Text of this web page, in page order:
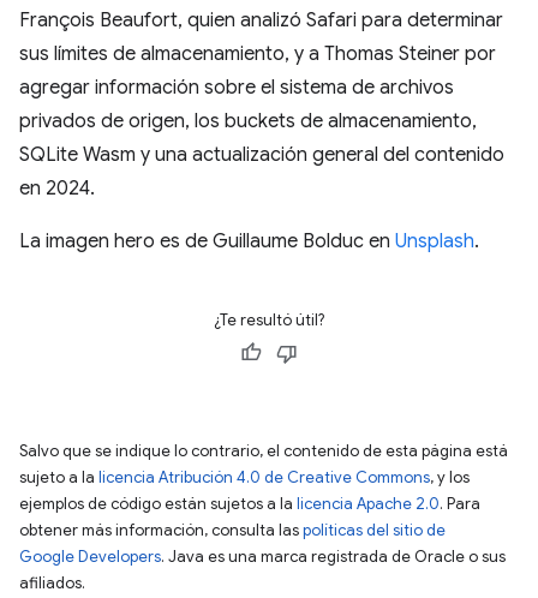
François Beaufort, quien analizó Safari para determinar
sus límites de almacenamiento, y a Thomas Steiner por
agregar información sobre el sistema de archivos
privados de origen, los buckets de almacenamiento,
SQLite Wasm y una actualización general del contenido
en 2024.
La imagen hero es de Guillaume Bolduc en Unsplash.
¿Te resultó útil?
Salvo que se indique lo contrario, el contenido de esta página está
sujeto a la licencia Atribución 4.0 de Creative Commons, y los
ejemplos de código están sujetos a la licencia Apache 2.0. Para
obtener más información, consulta laspolíticas del sitio de
Google Developers. Java es una marca registrada de Oracle o sus
afiliados.